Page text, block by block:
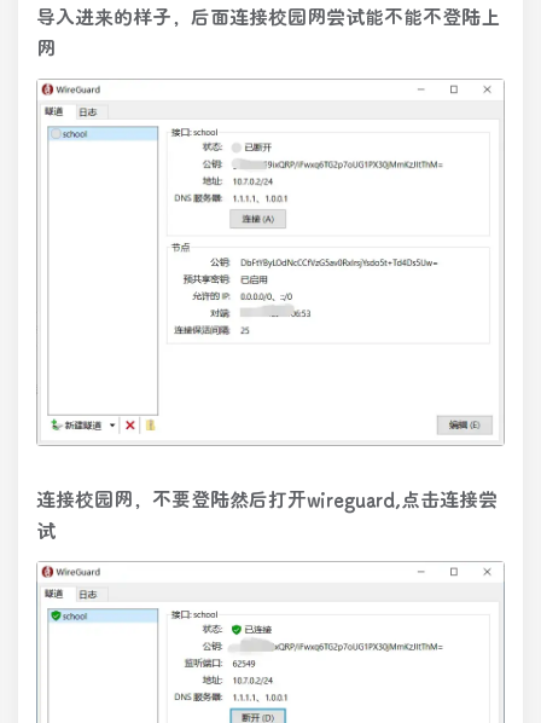
导入进来的样子，后面连接校园网尝试能不能不登陆上
网
连接校园网，不要登陆然后打开wireguard,点击连接尝
试